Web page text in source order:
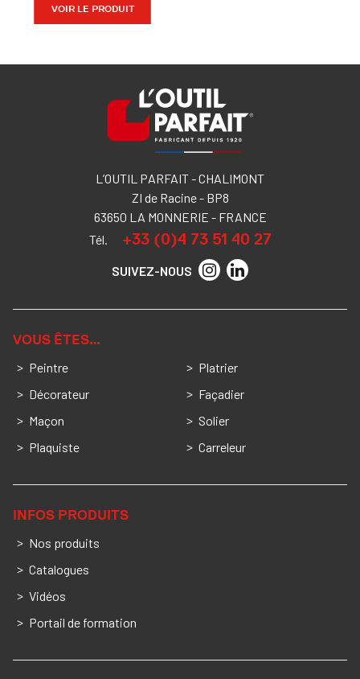
VOIR LE PRODUIT
L’OUTIL PARFAIT - CHALIMONT
ZI de Racine - BP8
63650 LA MONNERIE - FRANCE
Tél.
+33 (0)4 73 51 40 27
SUIVEZ-NOUS
VOUS ÊTES…
Peintre
Décorateur
Maçon
Plaquiste
Platrier
Façadier
Solier
Carreleur
INFOS PRODUITS
Nos produits
Catalogues
Vidéos
Portail de formation